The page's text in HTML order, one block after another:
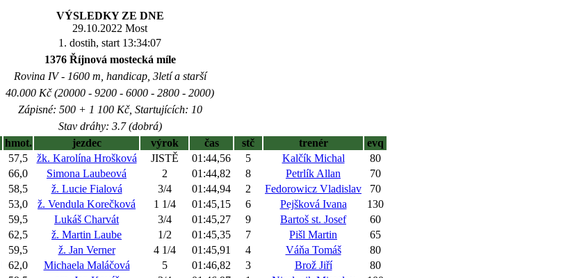
VÝSLEDKY ZE DNE
29.10.2022 Most
1. dostih, start 13:34:07
1376 Říjnová mostecká míle
Rovina IV - 1600 m, handicap, 3letí a starší
40.000 Kč (20000 - 9200 - 6000 - 2800 - 2000)
Zápisné: 500 + 1 100 Kč, Startujících: 10
Stav dráhy: 3.7 (dobrá)
hmot. jezdec výrok čas stč trenér
evq
57,5 žk. Karolína Hrošková JISTĚ 01:44,56 5 Kalčík Michal
80
66,0 Simona Laubeová 2 01:44,82 8 Petrlík Allan
70
58,5 ž. Lucie Fialová 3/4 01:44,94 2 Fedorowicz Vladislav
70
53,0 ž. Vendula Korečková 1 1/4 01:45,15 6 Pejšková Ivana
130
59,5 Lukáš Charvát 3/4 01:45,27 9 Bartoš st. Josef
60
62,5 ž. Martin Laube 1/2 01:45,35 7 Pišl Martin
65
59,5 ž. Jan Verner 4 1/4 01:45,91 4 Váňa Tomáš
80
62,0 Michaela Maláčová 5 01:46,82 3 Brož Jiří
80